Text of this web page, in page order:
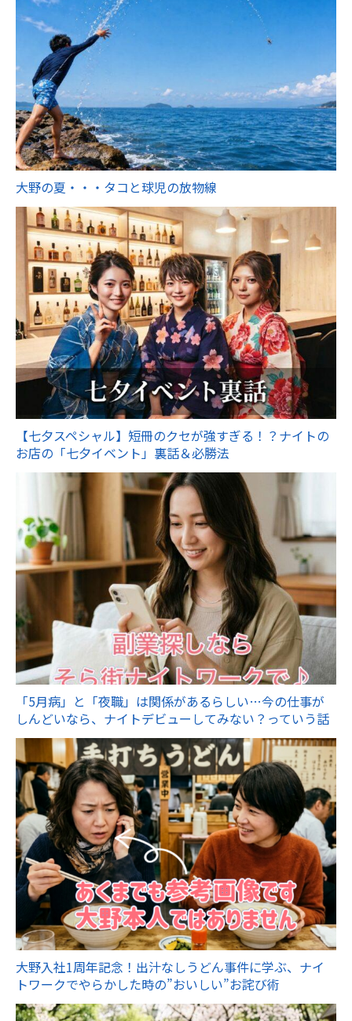
大野の夏・・・タコと球児の放物線
【七夕スペシャル】短冊のクセが強すぎる！？ナイトの
お店の「七夕イベント」裏話＆必勝法
「5月病」と「夜職」は関係があるらしい…今の仕事が
しんどいなら、ナイトデビューしてみない？っていう話
大野入社1周年記念！出汁なしうどん事件に学ぶ、ナイ
トワークでやらかした時の”おいしい”お詫び術